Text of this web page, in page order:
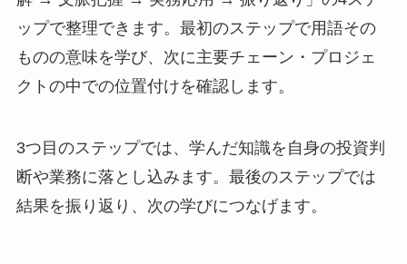
ップで整理できます。最初のステップで用語その
ものの意味を学び、次に主要チェーン・プロジェ
クトの中での位置付けを確認します。
3つ目のステップでは、学んだ知識を自身の投資判
断や業務に落とし込みます。最後のステップでは
結果を振り返り、次の学びにつなげます。